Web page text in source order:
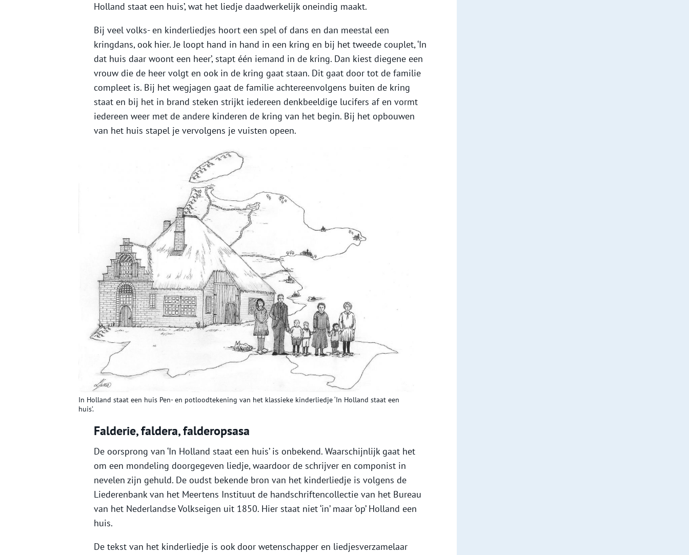
Holland staat een huis’, wat het liedje daadwerkelijk oneindig maakt.
Bij veel volks- en kinderliedjes hoort een spel of dans en dan meestal een
kringdans, ook hier. Je loopt hand in hand in een kring en bij het tweede couplet, ‘In
dat huis daar woont een heer’, stapt één iemand in de kring. Dan kiest diegene een
vrouw die de heer volgt en ook in de kring gaat staan. Dit gaat door tot de familie
compleet is. Bij het wegjagen gaat de familie achtereenvolgens buiten de kring
staat en bij het in brand steken strijkt iedereen denkbeeldige lucifers af en vormt
iedereen weer met de andere kinderen de kring van het begin. Bij het opbouwen
van het huis stapel je vervolgens je vuisten opeen.
In Holland staat een huis Pen- en potloodtekening van het klassieke kinderliedje ‘In Holland staat een
huis’.
Falderie, faldera, falderopsasa
De oorsprong van ‘In Holland staat een huis’ is onbekend. Waarschijnlijk gaat het
om een mondeling doorgegeven liedje, waardoor de schrijver en componist in
nevelen zijn gehuld. De oudst bekende bron van het kinderliedje is volgens de
Liederenbank van het Meertens Instituut de handschriftencollectie van het Bureau
van het Nederlandse Volkseigen uit 1850. Hier staat niet ‘in’ maar ‘op’ Holland een
huis.
De tekst van het kinderliedje is ook door wetenschapper en liedjesverzamelaar